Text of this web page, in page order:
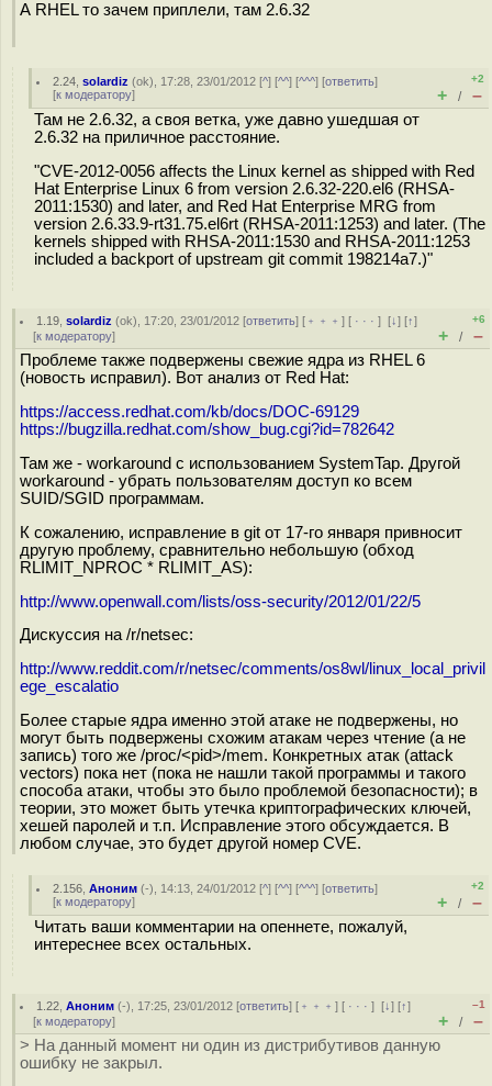
А RHEL то зачем приплели, там 2.6.32
2.24 ,solardiz (ok), 17:28, 23/01/2012 [^] [^^] [^^^] [ответить]
[к модератору]
+2
+ / –
Там не 2.6.32, а своя ветка, уже давно ушедшая от
2.6.32 на приличное расстояние.
"CVE-2012-0056 affects the Linux kernel as shipped with Red
Hat Enterprise Linux 6 from version 2.6.32-220.el6 (RHSA-
2011:1530) and later, and Red Hat Enterprise MRG from
version 2.6.33.9-rt31.75.el6rt (RHSA-2011:1253) and later. (The
kernels shipped with RHSA-2011:1530 and RHSA-2011:1253
included a backport of upstream git commit 198214a7.)"
1.19 ,solardiz (ok), 17:20, 23/01/2012 [ответить] [ ﹢﹢﹢] [ · · ·][↓] [↑]
[к модератору]
+6
+ / –
Проблеме также подвержены свежие ядра из RHEL 6
(новость исправил). Вот анализ от Red Hat:
https://access.redhat.com/kb/docs/DOC-69129
https://bugzilla.redhat.com/show_bug.cgi?id=782642
Там же - workaround с использованием SystemTap. Другой
workaround - убрать пользователям доступ ко всем
SUID/SGID программам.
К сожалению, исправление в git от 17-го января привносит
другую проблему, сравнительно небольшую (обход
RLIMIT_NPROC * RLIMIT_AS):
http://www.openwall.com/lists/oss-security/2012/01/22/5
Дискуссия на /r/netsec:
http://www.reddit.com/r/netsec/comments/os8wl/linux_local_privil
ege_escalatio
Более старые ядра именно этой атаке не подвержены, но
могут быть подвержены схожим атакам через чтение (а не
запись) того же /proc/<pid>/mem. Конкретных атак (attack
vectors) пока нет (пока не нашли такой программы и такого
способа атаки, чтобы это было проблемой безопасности); в
теории, это может быть утечка криптографических ключей,
хешей паролей и т.п. Исправление этого обсуждается. В
любом случае, это будет другой номер CVE.
2.156 ,Аноним (-), 14:13, 24/01/2012 [^] [^^] [^^^] [ответить]
[к модератору]
+2
+ / –
Читать ваши комментарии на опеннете, пожалуй,
интереснее всех остальных.
1.22 ,Аноним (-), 17:25, 23/01/2012 [ответить] [ ﹢﹢﹢] [ · · ·][↓] [↑]
[к модератору]
–1
+ / –
> На данный момент ни один из дистрибутивов данную
ошибку не закрыл.